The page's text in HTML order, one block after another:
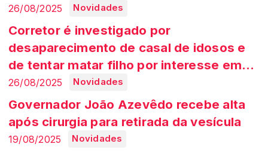
Novidades
26/08/2025
Corretor é investigado por
desaparecimento de casal de idosos e
de tentar matar filho por interesse em
casa
Novidades
26/08/2025
Governador João Azevêdo recebe alta
após cirurgia para retirada da vesícula
Novidades
19/08/2025